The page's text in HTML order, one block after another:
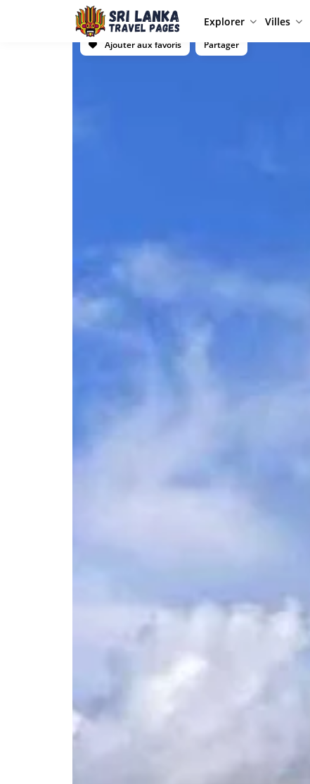
Explorer Villes
Ajouter aux favoris
Partager